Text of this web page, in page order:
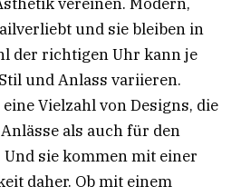
und sie bleiben in
der richtigen Uhr kann je
und Anlass variieren.
Vielzahl von Designs, die
als auch für den
sie kommen mit einer
daher. Ob mit einem